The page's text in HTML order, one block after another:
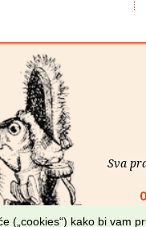
Sva
(„cookies“) kako bi vam